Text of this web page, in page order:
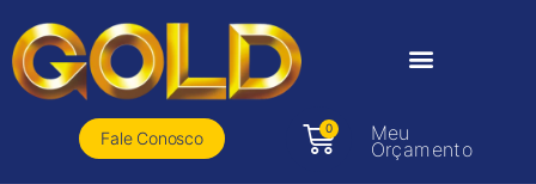
Fale Conosco
0 Meu
Orçamento